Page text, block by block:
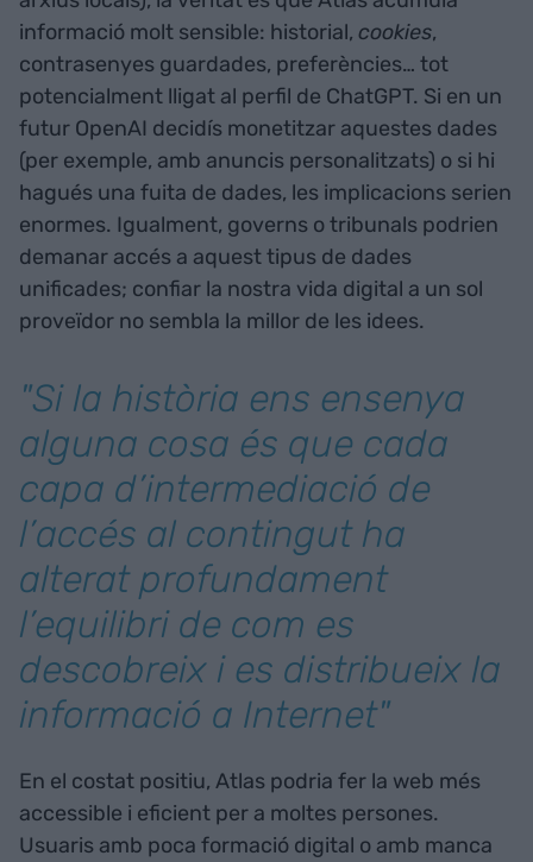
informació molt sensible: historial, cookies,
contrasenyes guardades, preferències… tot
potencialment lligat al perfil de ChatGPT. Si en un
futur OpenAI decidís monetitzar aquestes dades
(per exemple, amb anuncis personalitzats) o si hi
hagués una fuita de dades, les implicacions serien
enormes. Igualment, governs o tribunals podrien
demanar accés a aquest tipus de dades
unificades; confiar la nostra vida digital a un sol
proveïdor no sembla la millor de les idees.
"Si la història ens ensenya
alguna cosa és que cada
capa d’intermediació de
l’accés al contingut ha
alterat profundament
l’equilibri de com es
descobreix i es distribueix la
informació a Internet"
En el costat positiu, Atlas podria fer la web més
accessible i eficient per a moltes persones.
Usuaris amb poca formació digital o amb manca